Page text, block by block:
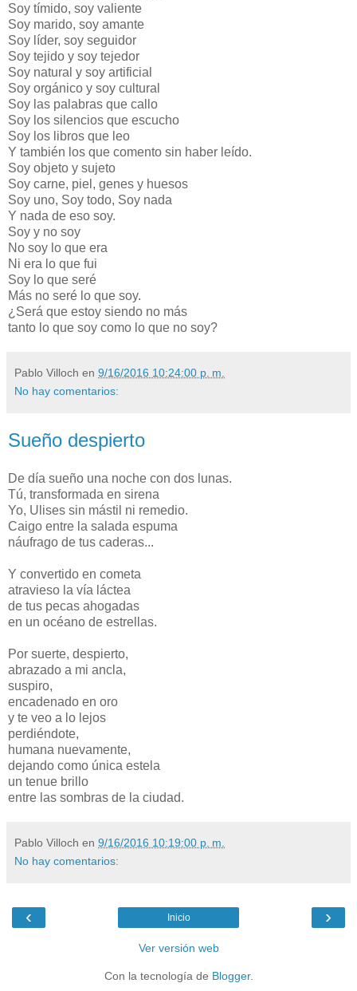
Soy tímido, soy valiente
Soy marido, soy amante
Soy líder, soy seguidor
Soy tejido y soy tejedor
Soy natural y soy artificial
Soy orgánico y soy cultural
Soy las palabras que callo
Soy los silencios que escucho
Soy los libros que leo
Y también los que comento sin haber leído.
Soy objeto y sujeto
Soy carne, piel, genes y huesos
Soy uno, Soy todo, Soy nada
Y nada de eso soy.
Soy y no soy
No soy lo que era
Ni era lo que fui
Soy lo que seré
Más no seré lo que soy.
¿Será que estoy siendo no más
tanto lo que soy como lo que no soy?
Pablo Villoch en 9/16/2016 10:24:00 p. m.
No hay comentarios:
Sueño despierto
De día sueño una noche con dos lunas.
Tú, transformada en sirena
Yo, Ulises sin mástil ni remedio.
Caigo entre la salada espuma
náufrago de tus caderas...
Y convertido en cometa
atravieso la vía láctea
de tus pecas ahogadas
en un océano de estrellas.
Por suerte, despierto,
abrazado a mi ancla,
suspiro,
encadenado en oro
y te veo a lo lejos
perdiéndote,
humana nuevamente,
dejando como única estela
un tenue brillo
entre las sombras de la ciudad.
Pablo Villoch en 9/16/2016 10:19:00 p. m.
No hay comentarios:
‹ ›
Inicio
Ver versión web
Con la tecnología de Blogger.